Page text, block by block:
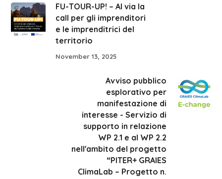
FU-TOUR-UP! – Al via la
call per gli imprenditori
e le imprenditrici del
territorio
November 13, 2025
Avviso pubblico
esplorativo per
manifestazione di
interesse - Servizio di
supporto in relazione
WP 2.1 e al WP 2.2
nell'ambito del progetto
“PITER+ GRAIES
ClimaLab – Progetto n.